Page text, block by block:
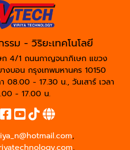
รม - วิริยะเทคโนโลยี
4/1 ถนนกาญจนาภิเษก แขวง
งบอน กรุงเทพมหานคร 10150
08.00 - 17.30 น., วันเสาร์ เวลา
- 17.00 น.
,